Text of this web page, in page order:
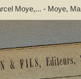
Moye,... - Moye,